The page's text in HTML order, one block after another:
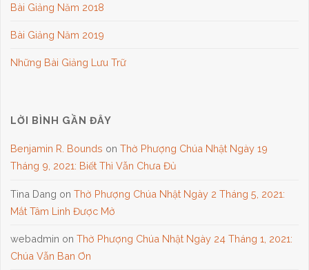
Bài Giảng Năm 2018
Bài Giảng Năm 2019
Những Bài Giảng Lưu Trữ
LỜI BÌNH GẦN ĐÂY
Benjamin R. Bounds onThờ Phượng Chúa Nhật Ngày 19
Tháng 9, 2021: Biết Thì Vẫn Chưa Đủ
Tina Dang onThờ Phượng Chúa Nhật Ngày 2 Tháng 5, 2021:
Mắt Tâm Linh Được Mở
webadmin onThờ Phượng Chúa Nhật Ngày 24 Tháng 1, 2021:
Chúa Vẫn Ban Ơn